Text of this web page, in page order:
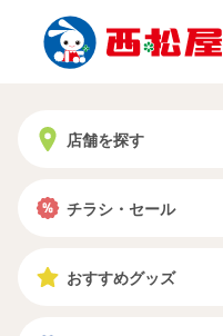
店舗を探す
チラシ・セール
おすすめグッズ